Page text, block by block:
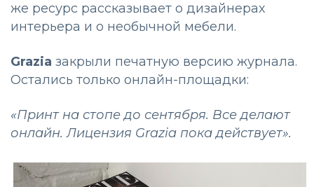
же ресурс рассказывает о дизайнерах
интерьера и о необычной мебели.
Grazia закрыли печатную версию журнала.
Остались только онлайн-площадки:
«Принт на стопе до сентября. Все делают
онлайн. Лицензия Grazia пока действует».